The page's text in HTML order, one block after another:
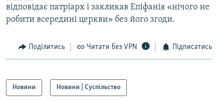
відповідає патріарх і закликав Епіфанія «нічого не
робити всередині церкви» без його згоди.
Поділитись Читати без VPN Підписатись
Новини Новини | Суспільство